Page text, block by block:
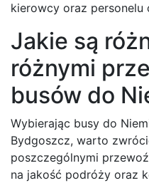
kierowcy oraz personelu
Jakie są
różnymi
busów do
Wybierając busy do
Bydgoszcz, warto
poszczególnymi
na jakość podróży oraz